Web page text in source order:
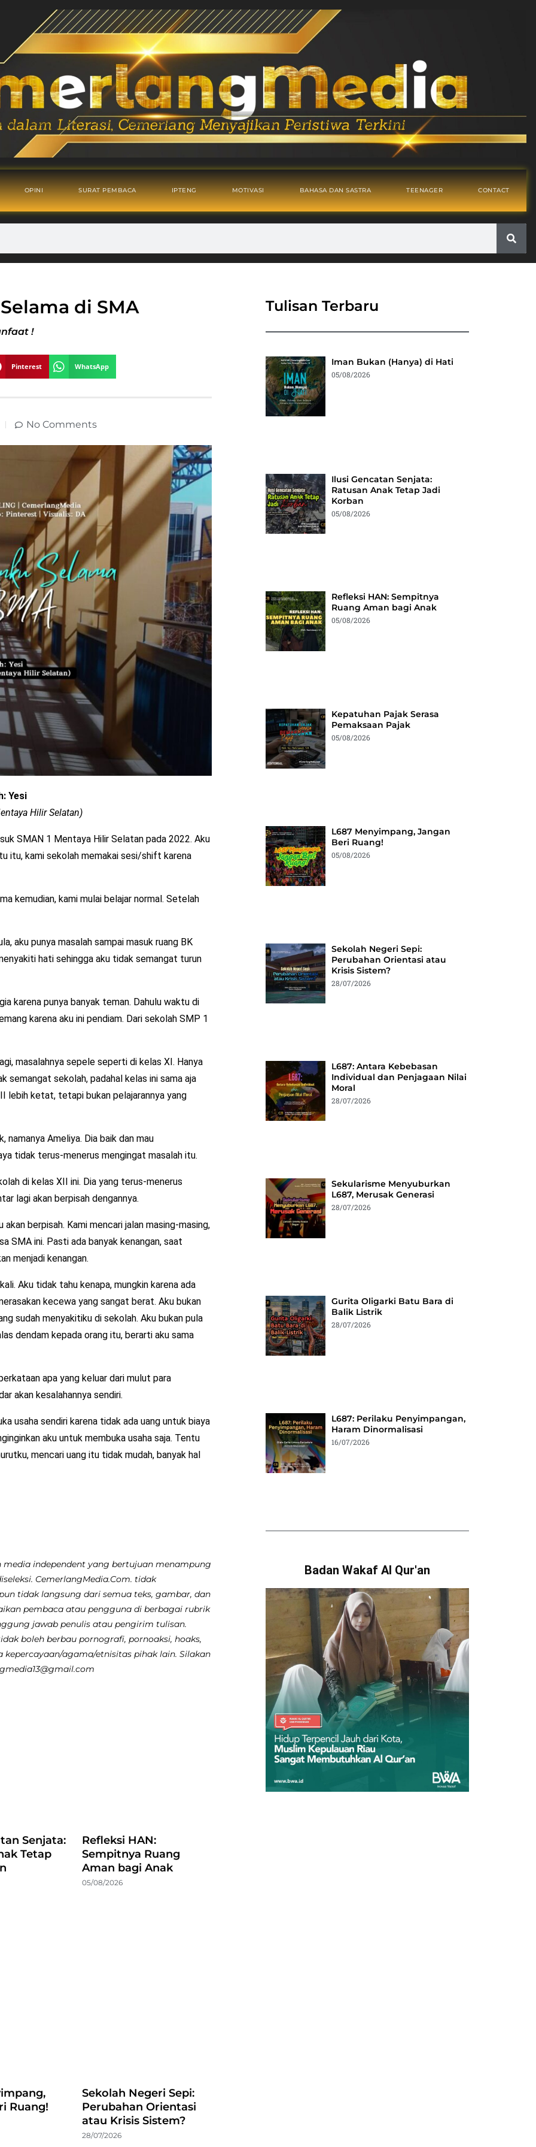
OPINI SURAT PEMBACA IPTENG MOTIVASI BAHASA DAN SASTRA TEENAGER CONTACT
di SMA
!
Pinterest WhatsApp
No Comments
Yesi
Hilir Selatan)
SMAN 1 Mentaya Hilir Selatan pada 2022. Aku
itu, kami sekolah memakai sesi/shift karena
kemudian, kami mulai belajar normal. Setelah
aku punya masalah sampai masuk ruang BK
hati sehingga aku tidak semangat turun
karena punya banyak teman. Dahulu waktu di
karena aku ini pendiam. Dari sekolah SMP 1
masalahnya sepele seperti di kelas XI. Hanya
semangat sekolah, padahal kelas ini sama aja
lebih ketat, tetapi bukan pelajarannya yang
namanya Ameliya. Dia baik dan mau
tidak terus-menerus mengingat masalah itu.
di kelas XII ini. Dia yang terus-menerus
lagi akan berpisah dengannya.
berpisah. Kami mencari jalan masing-masing,
SMA ini. Pasti ada banyak kenangan, saat
menjadi kenangan.
Aku tidak tahu kenapa, mungkin karena ada
kecewa yang sangat berat. Aku bukan
sudah menyakitiku di sekolah. Aku bukan pula
dendam kepada orang itu, berarti aku sama
apa yang keluar dari mulut para
akan kesalahannya sendiri.
usaha sendiri karena tidak ada uang untuk biaya
aku untuk membuka usaha saja. Tentu
mencari uang itu tidak mudah, banyak hal
independent yang bertujuan menampung
CemerlangMedia.Com. tidak
tidak langsung dari semua teks, gambar, dan
pembaca atau pengguna di berbagai rubrik
jawab penulis atau pengirim tulisan.
boleh berbau pornografi, pornoaksi, hoaks,
kepercayaan/agama/etnisitas pihak lain. Silakan
Senjata:
Tetap
Refleksi HAN:
Sempitnya Ruang
Aman bagi Anak
05/08/2026
Ruang!
Sekolah Negeri Sepi:
Perubahan Orientasi
atau Krisis Sistem?
28/07/2026
Tulisan Terbaru
Iman Bukan (Hanya) di Hati
05/08/2026
Ilusi Gencatan Senjata:
Ratusan Anak Tetap Jadi
Korban
05/08/2026
Refleksi HAN: Sempitnya
Ruang Aman bagi Anak
05/08/2026
Kepatuhan Pajak Serasa
Pemaksaan Pajak
05/08/2026
L687 Menyimpang, Jangan
Beri Ruang!
05/08/2026
Sekolah Negeri Sepi:
Perubahan Orientasi atau
Krisis Sistem?
28/07/2026
L687: Antara Kebebasan
Individual dan Penjagaan Nilai
Moral
28/07/2026
Sekularisme Menyuburkan
L687, Merusak Generasi
28/07/2026
Gurita Oligarki Batu Bara di
Balik Listrik
28/07/2026
L687: Perilaku Penyimpangan,
Haram Dinormalisasi
16/07/2026
Badan Wakaf Al Qur'an